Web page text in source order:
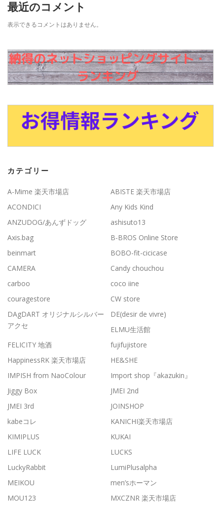
最近のコメント
表示できるコメントはありません。
カテゴリー
A-Mime 楽天市場店
ABISTE 楽天市場店
ACONDICI
Any Kids Kind
ANZUDOG/あんずドッグ
ashisuto13
Axis.bag
B-BROS Online Store
beinmart
BOBO-fit-cicicase
CAMERA
Candy chouchou
carboo
coco iine
couragestore
CW store
DAgDART オリジナルシルバー
アクセ
DE(desir de vivre)
ELMU生活館
FELICITY 地酒
fujifujistore
HappinessRK 楽天市場店
HE&SHE
IMPISH from NaoColour
Import shop『akazukin』
Jiggy Box
JMEI 2nd
JMEI 3rd
JOINSHOP
kabeコレ
KANICHI楽天市場店
KIMIPLUS
KUKAI
LIFE LUCK
LUCKS
LuckyRabbit
LumiPlusalpha
MEIKOU
men’sホーマン
MOU123
MXCZNR 楽天市場店